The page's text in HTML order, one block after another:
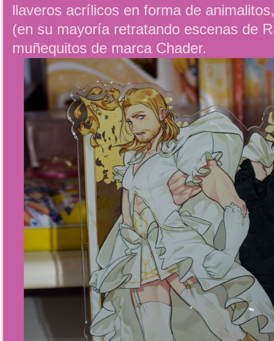
llaveros acrílicos en forma de
(en su mayoría retratando escenas de
muñequitos de marca Chader.